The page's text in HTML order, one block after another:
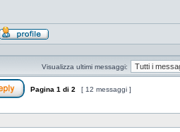
Profilo
Visualizza ultimi messaggi:
Pagina 1 di 2 [ 12 messaggi ]